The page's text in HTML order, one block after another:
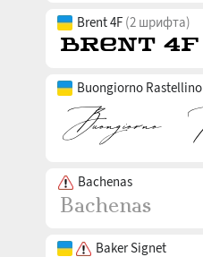
Brent 4F (2 шрифта)
Buongiorno Rastellino
Bachenas
Baker Signet